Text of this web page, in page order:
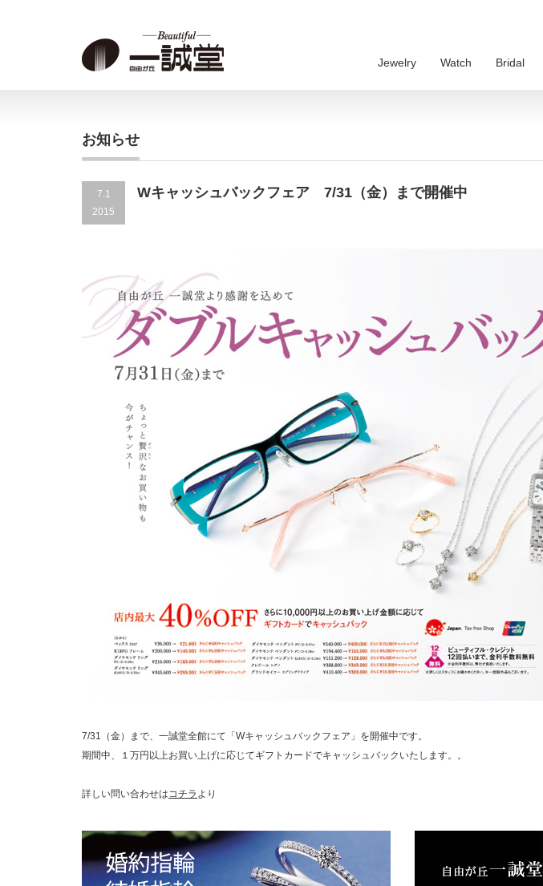
Jewelry Watch Bridal
お知らせ
7.1
2015
Wキャッシュバックフェア 7/31（金）まで開催中
7/31（金）まで、一誠堂全館にて「Wキャッシュバックフェア」を開催中です。
期間中、１万円以上お買い上げに応じてギフトカードでキャッシュバックいたします。。
詳しい問い合わせはコチラ より